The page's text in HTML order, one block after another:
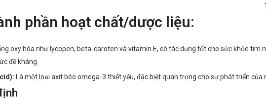
phần hoạt chất/dược liệu:
oxy hóa như lycopen, beta-caroten và vitamin E, có tác dụng tốt cho sức khỏe tim
đề kháng.
Là một loại axit béo omega-3 thiết yếu, đặc biệt quan trọng cho sự phát triển